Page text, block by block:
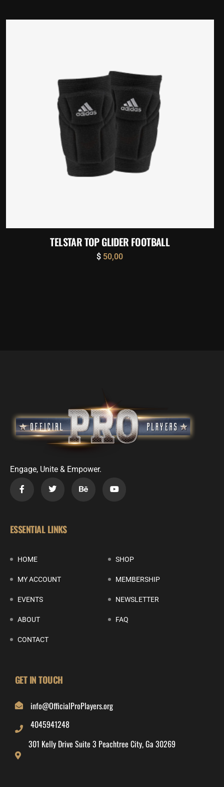
TELSTAR TOP GLIDER FOOTBALL
$ 50,00
Engage, Unite & Empower.
ESSENTIAL LINKS
HOME SHOP
MY ACCOUNT MEMBERSHIP
EVENTS NEWSLETTER
ABOUT FAQ
CONTACT
GET IN TOUCH
info@OfficialProPlayers.org
4045941248
301 Kelly Drive Suite 3 Peachtree City, Ga 30269